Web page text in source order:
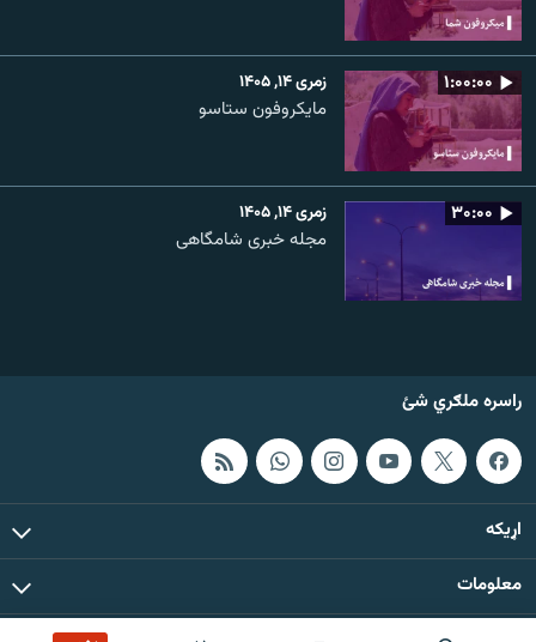
۱:۰۰:۰۰ زمری ۱۴, ۱۴۰۵
مایکروفون ستاسو
۳۰:۰۰ زمری ۱۴, ۱۴۰۵
مجله خبری شامگاهی
راسره ملګري شئ
اړيکه
معلومات